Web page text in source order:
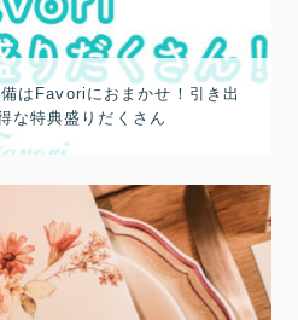
はFavoriにおまかせ！引き出
な特典盛りだくさん